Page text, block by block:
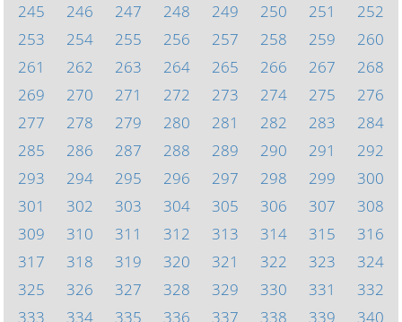
245
246 247 248 249 250 251
252
253
254 255 256 257 258 259
260
261
262 263 264 265 266 267
268
269
270 271 272 273 274 275
276
277
278 279 280 281 282 283
284
285
286 287 288 289 290 291
292
293
294 295 296 297 298 299
300
301
302 303 304 305 306 307
308
309
310 311 312 313 314 315
316
317
318 319 320 321 322 323
324
325
326 327 328 329 330 331
332
333
334 335 336 337 338 339 340